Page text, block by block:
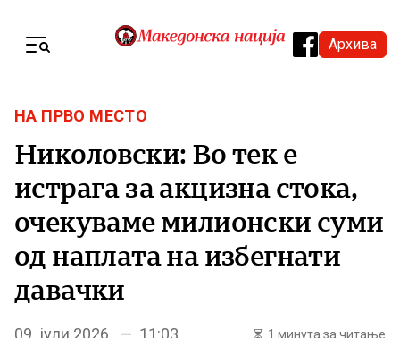
Архива
НА ПРВО МЕСТО
Николовски: Во тек е
истрага за акцизна стока,
очекуваме милионски суми
од наплата на избегнати
давачки
09. јули 2026. — 11:03 1 минута за читање